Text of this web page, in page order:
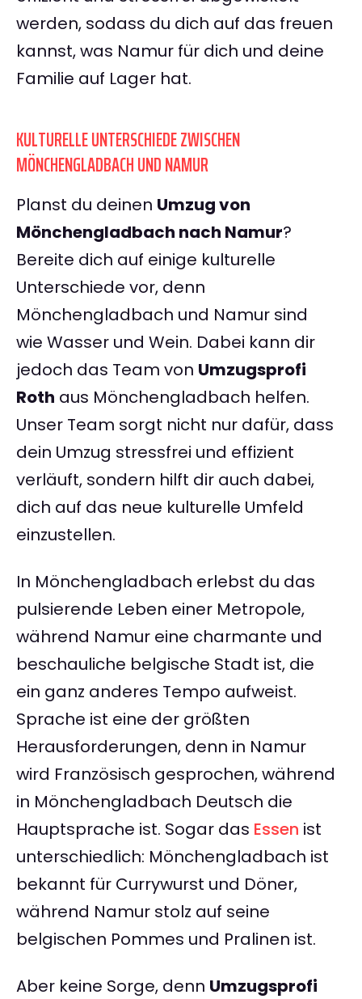
werden, sodass du dich auf das freuen
kannst, was Namur für dich und deine
Familie auf Lager hat.
KULTURELLE UNTERSCHIEDE ZWISCHEN
MÖNCHENGLADBACH UND NAMUR
Planst du deinen Umzug von
Mönchengladbach nach Namur?
Bereite dich auf einige kulturelle
Unterschiede vor, denn
Mönchengladbach und Namur sind
wie Wasser und Wein. Dabei kann dir
jedoch das Team von Umzugsprofi
Roth aus Mönchengladbach helfen.
Unser Team sorgt nicht nur dafür, dass
dein Umzug stressfrei und effizient
verläuft, sondern hilft dir auch dabei,
dich auf das neue kulturelle Umfeld
einzustellen.
In Mönchengladbach erlebst du das
pulsierende Leben einer Metropole,
während Namur eine charmante und
beschauliche belgische Stadt ist, die
ein ganz anderes Tempo aufweist.
Sprache ist eine der größten
Herausforderungen, denn in Namur
wird Französisch gesprochen, während
in Mönchengladbach Deutsch die
Hauptsprache ist. Sogar das Essen ist
unterschiedlich: Mönchengladbach ist
bekannt für Currywurst und Döner,
während Namur stolz auf seine
belgischen Pommes und Pralinen ist.
Aber keine Sorge, denn Umzugsprofi